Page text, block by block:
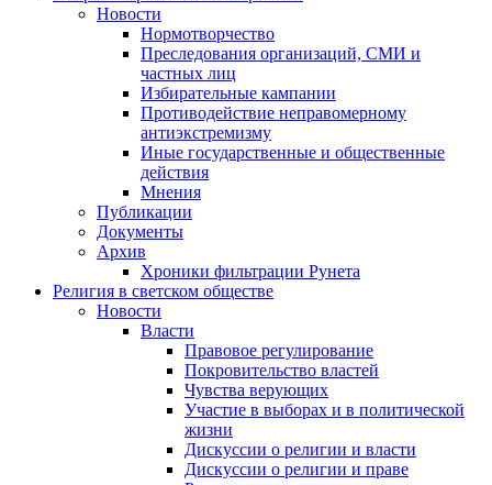
Новости
Нормотворчество
Преследования организаций, СМИ и
частных лиц
Избирательные кампании
Противодействие неправомерному
антиэкстремизму
Иные государственные и общественные
действия
Мнения
Публикации
Документы
Архив
Хроники фильтрации Рунета
Религия в светском обществе
Новости
Власти
Правовое регулирование
Покровительство властей
Чувства верующих
Участие в выборах и в политической
жизни
Дискуссии о религии и власти
Дискуссии о религии и праве